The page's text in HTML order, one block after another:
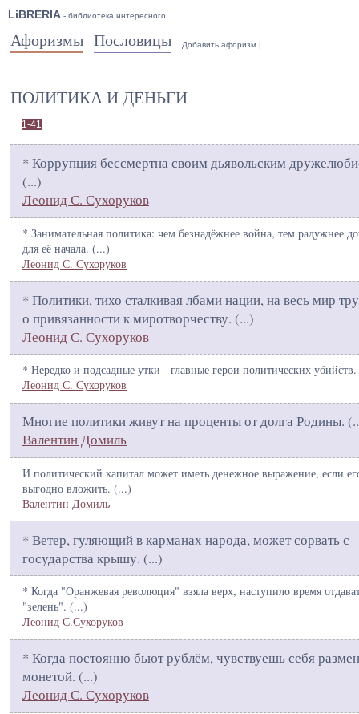
LiBRERIA - библиотека интересного.
Афоризмы Пословицы Добавить афоризм |
ПОЛИТИКА И ДЕНЬГИ
1-41
* Коррупция бессмертна своим дьявольским
(...)
Леонид С. Сухоруков
* Занимательная политика: чем безнадёжнее война, тем радужнее
для её начала. (...)
Леонид С. Сухоруков
* Политики, тихо сталкивая лбами нации, на весь мир
о привязанности к миротворчеству. (...)
Леонид С. Сухоруков
* Нередко и подсадные утки - главные герои политических
Леонид С. Сухоруков
Многие политики живут на проценты от долга Родины. (
Валентин Домиль
И политический капитал может иметь денежное выражение, если
выгодно вложить. (...)
Валентин Домиль
* Ветер, гуляющий в карманах народа, может сорвать с
государства крышу. (...)
* Когда "Оранжевая революция" взяла верх, наступило время
"зелень". (...)
Леонид С.Сухоруков
* Когда постоянно бьют рублём, чувствуешь себя
монетой. (...)
Леонид С. Сухоруков